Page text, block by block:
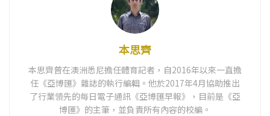
本思齊
本思齊曾在澳洲悉尼擔任體育記者，自2016年以來一直擔
任《亞博匯》雜誌的執行編輯。他於2017年4月協助推出
了行業領先的每日電子通訊《亞博匯早報》，目前是《亞
博匯》的主筆，並負責所有內容的校編。